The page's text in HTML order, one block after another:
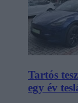
Tartós
egy év